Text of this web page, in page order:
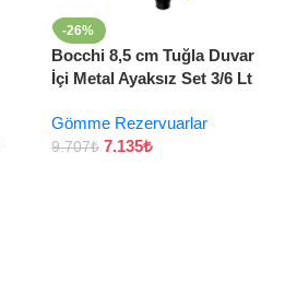
-26%
Bocchi 8,5 cm Tuğla Duvar
İçi Metal Ayaksız Set 3/6 Lt
Gömme Rezervuarlar
9.707₺ 7.135₺